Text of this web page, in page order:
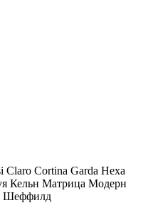
Claro Cortina Garda Hexa
Кельн Матрица Модерн
Шеффилд